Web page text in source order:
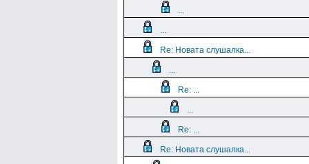
...
...
Re: Новата слушалка...
...
Re: ...
...
Re: ...
Re: Новата слушалка...